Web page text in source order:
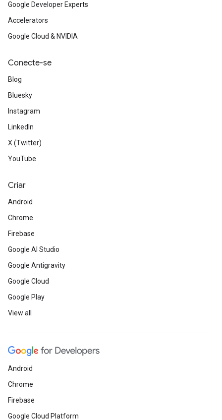
Google Developer Experts
Accelerators
Google Cloud & NVIDIA
Conecte-se
Blog
Bluesky
Instagram
LinkedIn
X (Twitter)
YouTube
Criar
Android
Chrome
Firebase
Google AI Studio
Google Antigravity
Google Cloud
Google Play
View all
Android
Chrome
Firebase
Google Cloud Platform